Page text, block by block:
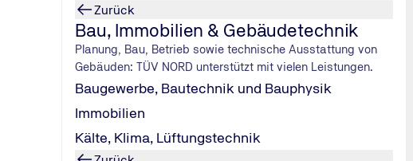
Zurück
Bau, Immobilien & Gebäudetechnik
Planung, Bau, Betrieb sowie technische Ausstattung von
Gebäuden: TÜV NORD unterstützt mit vielen Leistungen.
Baugewerbe, Bautechnik und Bauphysik
Immobilien
Kälte, Klima, Lüftungstechnik
nur als etwas Negatives ansieht, verkennt ihr Potenzial.
nur von Aktiengesellschaften, dass sie Risiken frühzeitig erkennen
finanzwirtschaftlichen Umfeld, einer sich verändernden
Unternehmen absichern – und sie sind sogar gesetzlich zur „